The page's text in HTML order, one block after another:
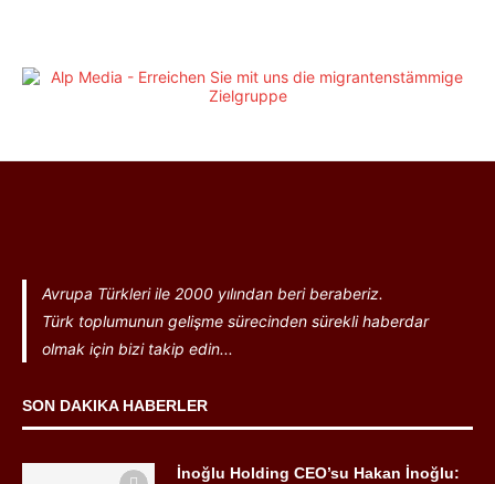
Avrupa Türkleri ile 2000 yılından beri beraberiz.
Türk toplumunun gelişme sürecinden sürekli haberdar
olmak için bizi takip edin...
SON DAKIKA HABERLER
İnoğlu Holding CEO’su Hakan İnoğlu: